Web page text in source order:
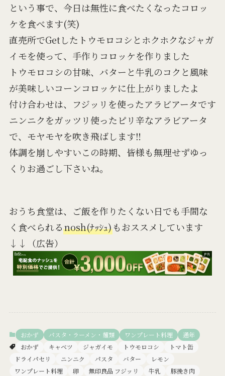
という事で、今日は無性に食べたくなったコロッ
ケを食べます(笑)
直売所でGetしたトウモロコシとホクホクなジャガ
イモを使って、手作りコロッケを作りました
トウモロコシの甘味、バターと牛乳のコクと風味
が美味しいコーンコロッケに仕上がりましたよ
付け合わせは、フジッリを使ったアラビアータです
ニンニクをガッツリ使ったピリ辛なアラビアータ
で、モヤモヤを吹き飛ばします‼
体調を崩しやすいこの時期、皆様も無理せずゆっ
くりお過ごし下さいね。
おうち食堂は、ご飯を作りたくない日でも手間な
く食べられるnosh(ﾅｯｼｭ)もおススメしています
↓↓（広告）
おかず パスタ・ラーメン・麺類 ワンプレート料理
通年
おかず
キャベツ ジャガイモ トウモロコシ
トマト缶
ドライパセリ
ニンニク パスタ バター
レモン
ワンプレート料理
卵 無印良品 フジッリ 牛乳
豚挽き肉